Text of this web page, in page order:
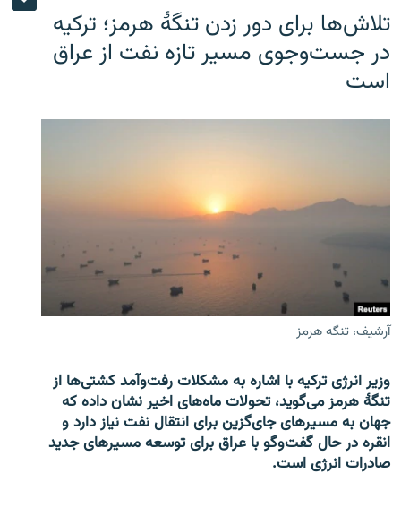
تلاش‌ها برای دور زدن تنگۀ هرمز؛ ترکیه
در جست‌وجوی مسیر تازه نفت از عراق
است
آرشیف، تنگه هرمز
وزیر انرژی ترکیه با اشاره به مشکلات رفت‌وآمد کشتی‌ها از
تنگۀ هرمز می‌گوید، تحولات ماه‌های اخیر نشان داده که
جهان به مسیرهای جای‌گزین برای انتقال نفت نیاز دارد و
انقره در حال گفت‌وگو با عراق برای توسعه مسیرهای جدید
صادرات انرژی است.